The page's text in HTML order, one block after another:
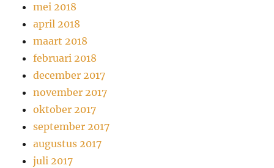
mei 2018
april 2018
maart 2018
februari 2018
december 2017
november 2017
oktober 2017
september 2017
augustus 2017
juli 2017